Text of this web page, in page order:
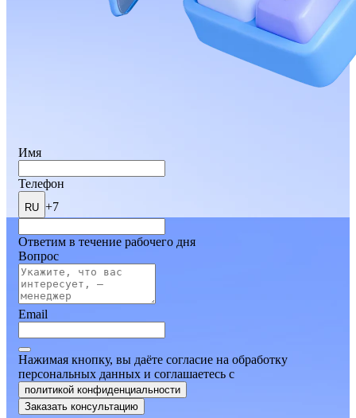
Имя
Телефон
RU +7
Ответим в течение рабочего дня
Вопрос
Email
Нажимая кнопку, вы даёте согласие на обработку
персональных данных и соглашаетесь c
политикой конфиденциальности
Заказать консультацию